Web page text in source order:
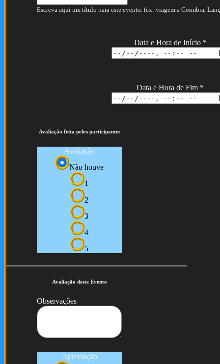
Escreva aqui um título para este evento. (ex: viagem a Coimbra,
Data e Hora de Início *
Data e Hora de Fim *
Avaliação feita pelos participantes
Avaliação
Não houve
1
2
3
4
5
Avaliação deste Evento
Observações
Apreciação